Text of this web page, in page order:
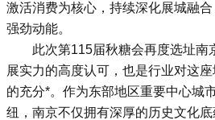
激活消费为核心，持续深化展城融
强劲动能。
此次第115届秋糖会再度选址南
展实力的高度认可，也是行业对这
的充分*。作为东部地区重要中心城
纽，南京不仅拥有深厚的历史文化